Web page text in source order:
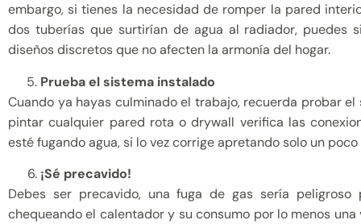
embargo, si tienes la necesidad de romper la pared
dos tuberías que surtirían de agua al radiador, puedes
diseños discretos que no afecten la armonía del hogar.
Prueba el sistema instalado
Cuando ya hayas culminado el trabajo, recuerda probar
pintar cualquier pared rota o drywall verifica las
esté fugando agua, si lo vez corrige apretando solo un poco
¡Sé precavido!
Debes ser precavido, una fuga de gas sería
chequeando el calentador y su consumo por lo menos una